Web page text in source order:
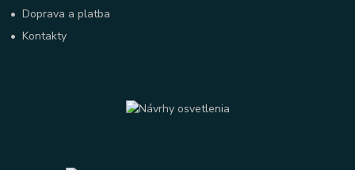
•Doprava a platba
•Kontakty